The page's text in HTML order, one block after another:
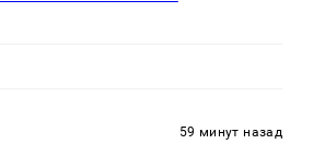
59 минут назад